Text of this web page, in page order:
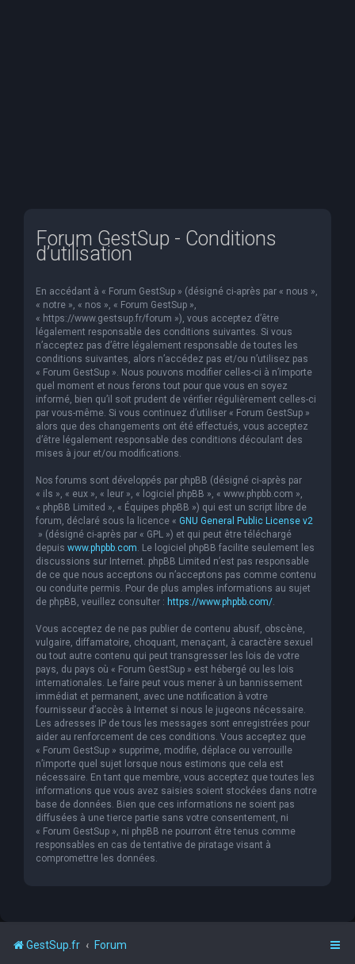
Forum GestSup - Conditions
d’utilisation
En accédant à « Forum GestSup » (désigné ci-après par « nous »,
« notre », « nos », « Forum GestSup »,
« https://www.gestsup.fr/forum »), vous acceptez d’être
légalement responsable des conditions suivantes. Si vous
n’acceptez pas d’être légalement responsable de toutes les
conditions suivantes, alors n’accédez pas et/ou n’utilisez pas
« Forum GestSup ». Nous pouvons modifier celles-ci à n’importe
quel moment et nous ferons tout pour que vous en soyez
informé, bien qu’il soit prudent de vérifier régulièrement celles-ci
par vous-même. Si vous continuez d’utiliser « Forum GestSup »
alors que des changements ont été effectués, vous acceptez
d’être légalement responsable des conditions découlant des
mises à jour et/ou modifications.
Nos forums sont développés par phpBB (désigné ci-après par
« ils », « eux », « leur », « logiciel phpBB », « www.phpbb.com »,
« phpBB Limited », « Équipes phpBB ») qui est un script libre de
forum, déclaré sous la licence « GNU General Public License v2
» (désigné ci-après par « GPL ») et qui peut être téléchargé
depuis www.phpbb.com. Le logiciel phpBB facilite seulement les
discussions sur Internet. phpBB Limited n’est pas responsable
de ce que nous acceptons ou n’acceptons pas comme contenu
ou conduite permis. Pour de plus amples informations au sujet
de phpBB, veuillez consulter : https://www.phpbb.com/.
Vous acceptez de ne pas publier de contenu abusif, obscène,
vulgaire, diffamatoire, choquant, menaçant, à caractère sexuel
ou tout autre contenu qui peut transgresser les lois de votre
pays, du pays où « Forum GestSup » est hébergé ou les lois
internationales. Le faire peut vous mener à un bannissement
immédiat et permanent, avec une notification à votre
fournisseur d’accès à Internet si nous le jugeons nécessaire.
Les adresses IP de tous les messages sont enregistrées pour
aider au renforcement de ces conditions. Vous acceptez que
« Forum GestSup » supprime, modifie, déplace ou verrouille
n’importe quel sujet lorsque nous estimons que cela est
nécessaire. En tant que membre, vous acceptez que toutes les
informations que vous avez saisies soient stockées dans notre
base de données. Bien que ces informations ne soient pas
diffusées à une tierce partie sans votre consentement, ni
« Forum GestSup », ni phpBB ne pourront être tenus comme
responsables en cas de tentative de piratage visant à
compromettre les données.
GestSup.fr Forum